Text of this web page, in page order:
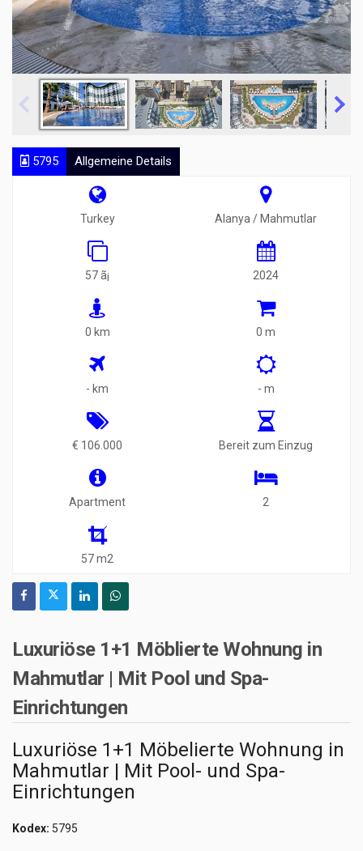
5795 Allgemeine Details
Turkey Alanya / Mahmutlar
57 ã¡ 2024
0 km 0 m
- km - m
€ 106.000 Bereit zum Einzug
Apartment 2
57 m2
Luxuriöse 1+1 Möblierte Wohnung in
Mahmutlar | Mit Pool und Spa-
Einrichtungen
Luxuriöse 1+1 Möbelierte Wohnung in
Mahmutlar | Mit Pool- und Spa-
Einrichtungen
Kodex: 5795